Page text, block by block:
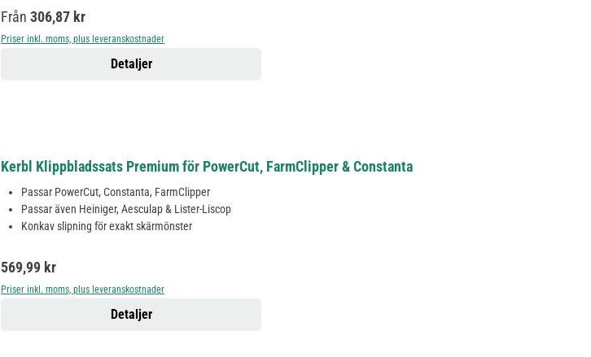
Ordinarie pris:
Från306,87 kr
Priser inkl. moms, plus leveranskostnader
Detaljer
Kerbl Klippbladssats Premium för PowerCut, FarmClipper & Constanta
Passar PowerCut, Constanta, FarmClipper
Passar även Heiniger, Aesculap & Lister-Liscop
Konkav slipning för exakt skärmönster
Ordinarie pris:
569,99 kr
Priser inkl. moms, plus leveranskostnader
Detaljer